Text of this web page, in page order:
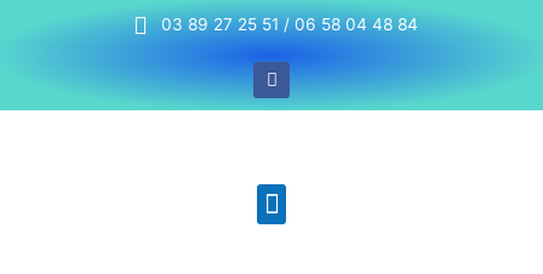
03 89 27 25 51 / 06 58 04 48 84